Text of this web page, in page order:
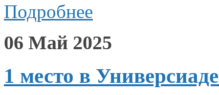
Подробнее
06 Май 2025
1 место в